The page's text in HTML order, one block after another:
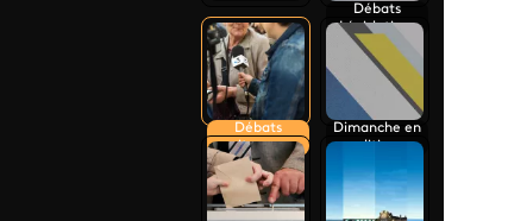
Débats
Législatives
Débats
citoyens
Dimanche en
politique